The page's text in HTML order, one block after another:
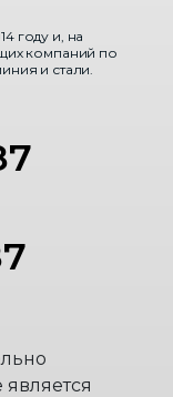
году и, на
компаний по
и стали.